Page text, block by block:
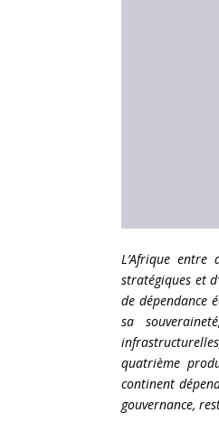
L’Afrique
stratégiques et
de dépendance
sa
quatrième
continent
gouvernance,